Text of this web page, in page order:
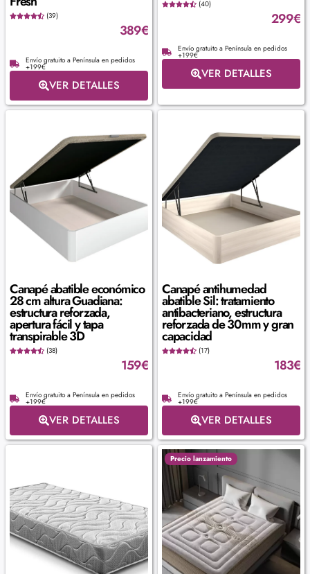
(39)
389€
Envío gratuito a Península en pedidos
+199€
VER DETALLES
(40)
299€
Envío gratuito a Península en pedidos
+199€
VER DETALLES
Canapé abatible económico
28 cm altura Guadiana:
estructura reforzada,
apertura fácil y tapa
transpirable 3D
(38)
159€
Envío gratuito a Península en pedidos
+199€
VER DETALLES
Canapé antihumedad
abatible Sil: tratamiento
antibacteriano, estructura
reforzada de 30mm y gran
capacidad
(17)
183€
Envío gratuito a Península en pedidos
+199€
VER DETALLES
Precio lanzamiento